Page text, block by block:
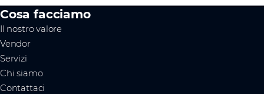
Cosa facciamo
Il nostro valore
Vendor
Servizi
Chi siamo
Contattaci